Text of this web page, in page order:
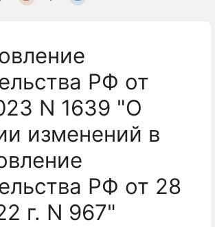
РФ от
N 1639 "О
изменений в
РФ от 28
г. N 967"